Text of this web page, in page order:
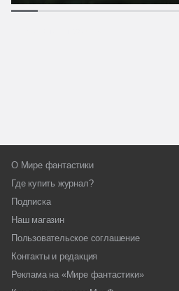
О Мире фантастики
Где купить журнал?
Подписка
Наш магазин
Пользовательское соглашение
Контакты и редакция
Реклама на «Мире фантастики»